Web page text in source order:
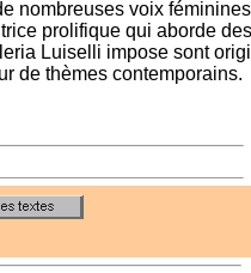
nombreuses voix
prolifique qui aborde
Luiselli impose sont
de thèmes contemporains.